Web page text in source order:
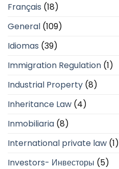
Français (18)
General (109)
Idiomas (39)
Immigration Regulation (1)
Industrial Property (8)
Inheritance Law (4)
Inmobiliaria (8)
International private law (1)
Investors- Инвесторы (5)